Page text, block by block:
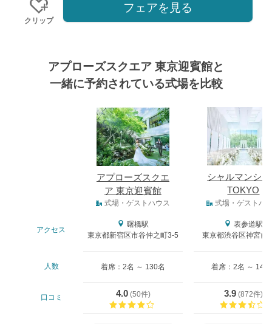
クリップ
フェアを見る
アプローズスクエア 東京迎賓館と
一緒に予約されている式場を比較
アプローズスクエ
ア 東京迎賓館
シャルマンシ
TOKYO
式場・ゲストハウス 式場・ゲストハ
アクセス
曙橋駅
東京都新宿区市谷仲之町3‐5
表参道駅
東京都渋谷区神宮前
人数 着席：2名 ～ 130名 着席：2名 ～ 140
口コミ 4.0(50件)
3.9 (872件)